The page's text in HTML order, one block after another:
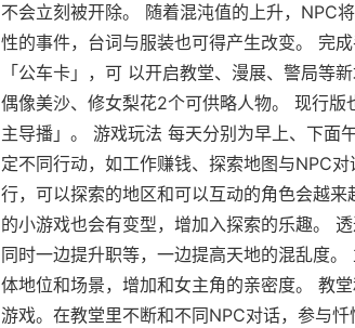
不会立刻被开除。 随着混沌值的上升，NPC
性的事件，台词与服装也可得产生改变。 完
「公车卡」，可 以开启教堂、漫展、警局等
偶像美沙、修女梨花2个可供略人物。 现行
主导播」。 游戏玩法 每天分别为早上、下面
定不同行动，如工作赚钱、探索地图与NPC
行，可以探索的地区和可以互动的角色会越
的小游戏也会有变型，增加入探索的乐趣。
同时一边提升职等，一边提高天地的混乱度
体地位和场景，增加和女主角的亲密度。 教
游戏。在教堂里不断和不同NPC对话，参与